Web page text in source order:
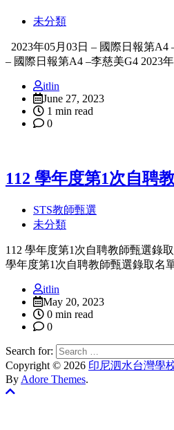
未分類
2023年05月03日 – 國際日報第A4
– 國際日報第A4 –李慈美G4 2023
itlin
June 27, 2023
1 min read
0
112 學年度第1次自聘
STS教師甄選
未分類
112 學年度第1次自聘教師甄選錄
學年度第1次自聘教師甄選錄取名
itlin
May 20, 2023
0 min read
0
Search for:
Copyright © 2026 印尼泗水台灣學
By Adore Themes.